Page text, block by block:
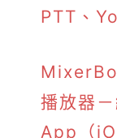
PTT、
播放器
App（